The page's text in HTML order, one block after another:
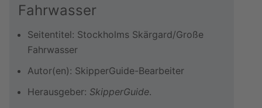
Fahrwasser
Seitentitel: Stockholms Skärgard/Große
Fahrwasser
Autor(en): SkipperGuide-Bearbeiter
Herausgeber: SkipperGuide.